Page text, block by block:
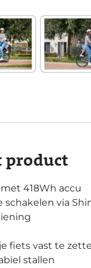
product
418Wh accu
via
fiets vast te
stallen